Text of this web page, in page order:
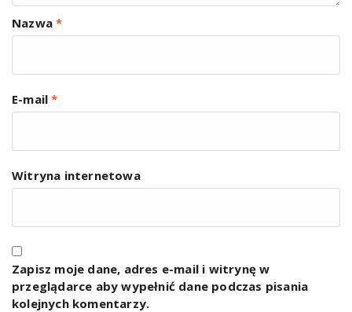
Nazwa*
E-mail*
Witryna internetowa
Zapisz moje dane, adres e-mail i witrynę w
przeglądarce aby wypełnić dane podczas pisania
kolejnych komentarzy.